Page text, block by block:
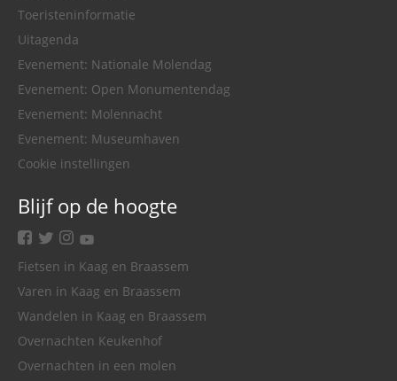
Toeristeninformatie
Uitagenda
Evenement: Nationale Molendag
Evenement: Open Monumentendag
Evenement: Molennacht
Evenement: Museumhaven
Cookie instellingen
Blijf op de hoogte
facebook
twitterinstagram
youtube
Fietsen in Kaag en Braassem
Varen in Kaag en Braassem
Wandelen in Kaag en Braassem
Overnachten Keukenhof
Overnachten in een molen